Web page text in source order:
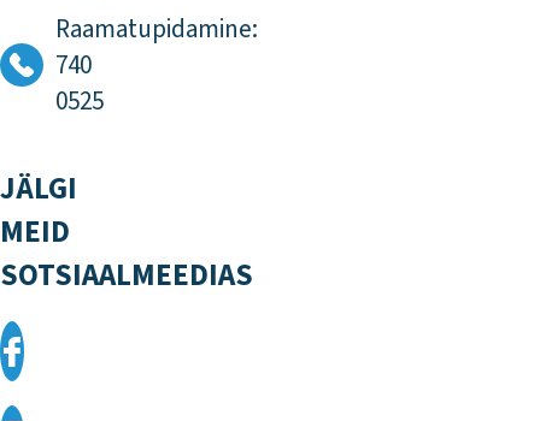
Raamatupidamine:
740
0525
JÄLGI
MEID
SOTSIAALMEEDIAS